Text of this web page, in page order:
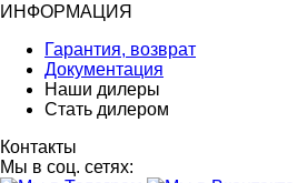
ИНФОРМАЦИЯ
Гарантия, возврат
Документация
Наши дилеры
Стать дилером
Контакты
Мы в соц. сетях: